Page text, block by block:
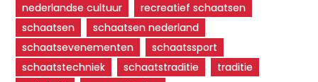
nederlandse cultuur
recreatief schaatsen
schaatsen
schaatsen nederland
schaatsevenementen
schaatssport
schaatstechniek
schaatstraditie
traditie